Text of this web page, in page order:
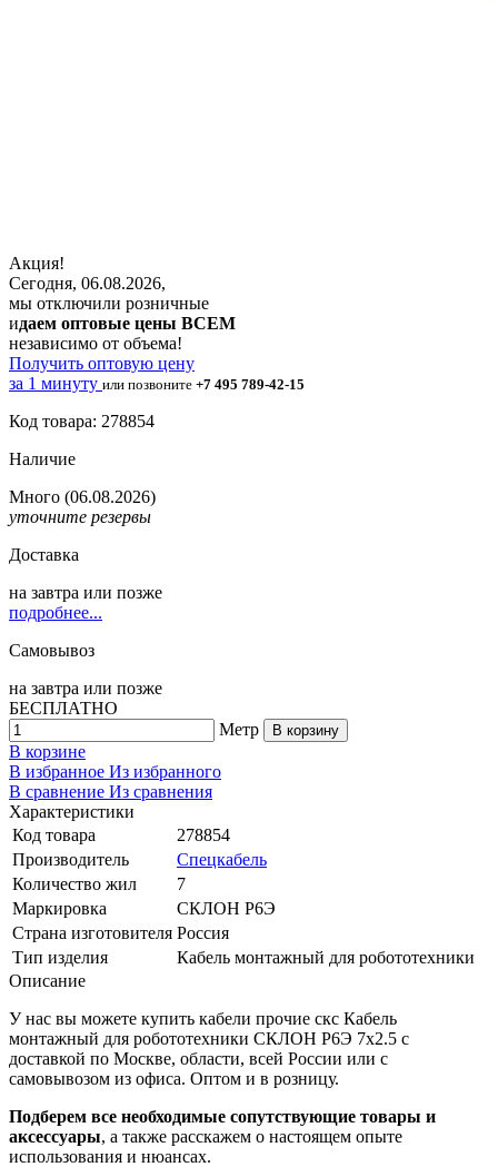
Акция!
Сегодня, 06.08.2026,
мы отключили розничные
идаем оптовые цены ВСЕМ
независимо от объема!
Получить оптовую цену
за 1 минуту или позвоните +7 495 789-42-15
Код товара: 278854
Наличие
Много (06.08.2026)
уточните резервы
Доставка
на завтра или позже
подробнее...
Самовывоз
на завтра или позже
БЕСПЛАТНО
Метр
В корзину
В корзине
В избранное Из избранного
В сравнение Из сравнения
Характеристики
Код товара
278854
Производитель
Спецкабель
Количество жил
7
Маркировка
СКЛОН Р6Э
Страна изготовителя Россия
Тип изделия
Кабель монтажный для робототехники
Описание
У нас вы можете купить кабели прочие скс Кабель
монтажный для робототехники СКЛОН Р6Э 7х2.5 с
доставкой по Москве, области, всей России или с
самовывозом из офиса. Оптом и в розницу.
Подберем все необходимые сопутствующие товары и
аксессуары, а также расскажем о настоящем опыте
использования и нюансах.